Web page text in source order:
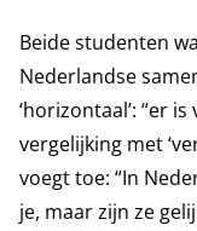
Beide studenten
Nederlandse
‘horizontaal’: “er
vergelijking met
voegt toe: “In
je, maar zijn ze